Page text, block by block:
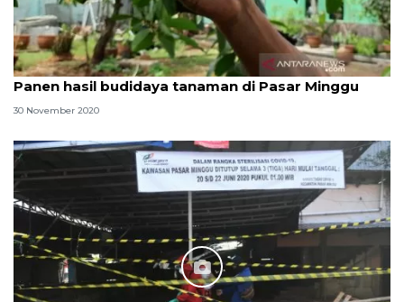
Panen hasil budidaya tanaman di Pasar Minggu
30 November 2020